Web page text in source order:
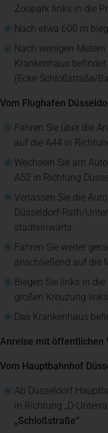
News
Spenden+ Helfen
Veranstaltungen
Zoopark links in die
Nach etwa 600 m
Nach wenigen
Krankenhaus
(Ecke Schloßstraße/
Vom Flughafen
Fahren Sie über die
auf die A44 in
Wechseln Sie am
A52 in Richtung
Verlassen Sie die
Düsseldorf-Rath/
stadteinwärts.
Fahren Sie weiter
anschließend auf die
Biegen Sie links in
großen Kreuzung
Das Krankenhaus
Anreise mit öffentlichen
Vom Hauptbahnhof
Ab Düsseldorf
in Richtung „D-
„Schloßstraße“.